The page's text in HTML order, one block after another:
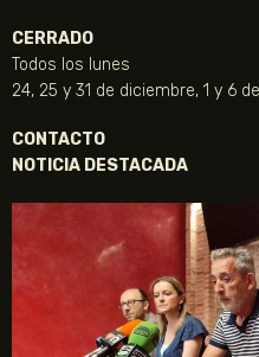
CERRADO
Todos los lunes
24, 25 y 31 de diciembre, 1 y 6
CONTACTO
NOTICIA DESTACADA